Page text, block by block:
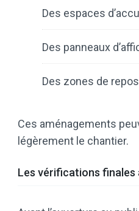
Des espaces
Des panneaux
Des zones de repos
Ces aménagements
légèrement le chantier.
Les vérifications finales